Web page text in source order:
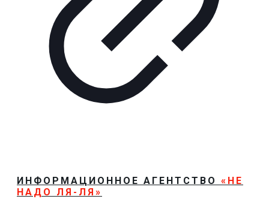
ИНФОРМАЦИОННОЕ АГЕНТСТВО «НЕ
НАДО ЛЯ-ЛЯ»